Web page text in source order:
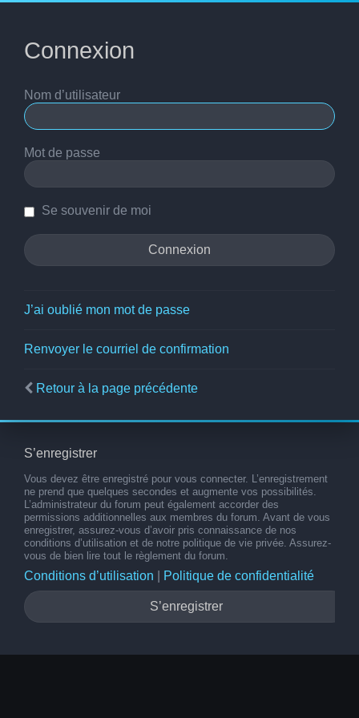
Connexion
Nom d’utilisateur
Mot de passe
Se souvenir de moi
J’ai oublié mon mot de passe
Renvoyer le courriel de confirmation
Retour à la page précédente
S’enregistrer
Vous devez être enregistré pour vous connecter. L’enregistrement
ne prend que quelques secondes et augmente vos possibilités.
L’administrateur du forum peut également accorder des
permissions additionnelles aux membres du forum. Avant de vous
enregistrer, assurez-vous d’avoir pris connaissance de nos
conditions d’utilisation et de notre politique de vie privée. Assurez-
vous de bien lire tout le règlement du forum.
Conditions d’utilisation Politique de confidentialité
S’enregistrer